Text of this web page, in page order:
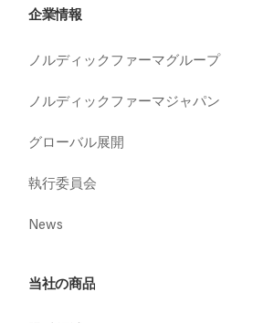
企業情報
ノルディックファーマグループ
ノルディックファーマジャパン
グローバル展開
執行委員会
News
当社の商品